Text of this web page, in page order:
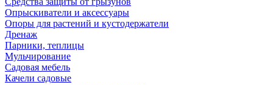
Опрыскиватели и аксессуары
Опоры для растений и кустодержатели
Дренаж
Парники, теплицы
Мульчирование
Садовая мебель
Качели садовые